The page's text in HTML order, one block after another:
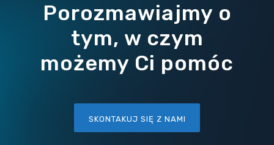
Porozmawiajmy o
tym, w czym
możemy Ci pomóc
SKONTAKUJ SIĘ Z NAMI